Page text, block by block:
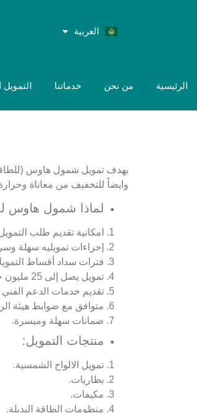
العربية
English
الرئيسية من نحن خدماتنا التمويل
يهدف تمويل شمول هاوس (للطاقة
وايضاً للتخفيف من معاناة
لماذا شمول هاوس
امكانية تقديم طلب
إجراءات تمويليه سهلة
فترات سداد أقساط
تمويل يصل إلى 25 مليون حسب حجم وطبيعة النشاط.
تقديم خدمات الدعم
متوافق مع ضوابط هيئة
ضمانات سهلة وميسرة.
منتجات التمويل:
تمويل الالواح الشمسية.
بطاريات.
مكيفات.
منظومات الطاقة البديلة.